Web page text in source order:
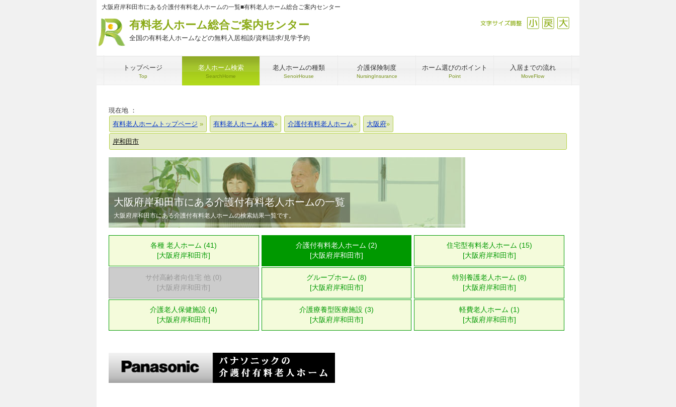
大阪府岸和田市にある介護付有料老人ホームの一覧■有料老人ホーム総合ご案内センター
有料老人ホーム総合ご案内センター
全国の有料老人ホームなどの無料入居相談/資料請求/見学予約
戻す
縮小
文字サイズ調整
トップページ
Top
老人ホーム検索
SearchHome
老人ホームの種類
SenoirHouse
介護保険制度
NursingInsurance
ホーム選びのポイント
Point
入居までの流れ
MoveFlow
現在地 ：
有料老人ホームトップページ
有料老人ホーム 検索 介護付有料老人ホーム 大阪府
岸和田市
大阪府岸和田市にある介護付有料老人ホームの一覧
大阪府岸和田市にある介護付有料老人ホームの検索結果一覧です。
各種 老人ホーム (41)
[大阪府岸和田市]
介護付有料老人ホーム (2)
[大阪府岸和田市]
住宅型有料老人ホーム (15)
[大阪府岸和田市]
サ付高齢者向住宅 他 (0)
[大阪府岸和田市]
グループホーム (8)
[大阪府岸和田市]
特別養護老人ホーム (8)
[大阪府岸和田市]
介護老人保健施設 (4)
[大阪府岸和田市]
介護療養型医療施設 (3)
[大阪府岸和田市]
軽費老人ホーム (1)
[大阪府岸和田市]